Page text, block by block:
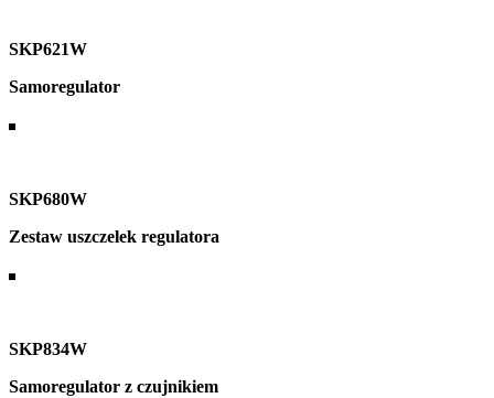
SKP621W
Samoregulator
SKP680W
Zestaw uszczelek regulatora
SKP834W
Samoregulator z czujnikiem